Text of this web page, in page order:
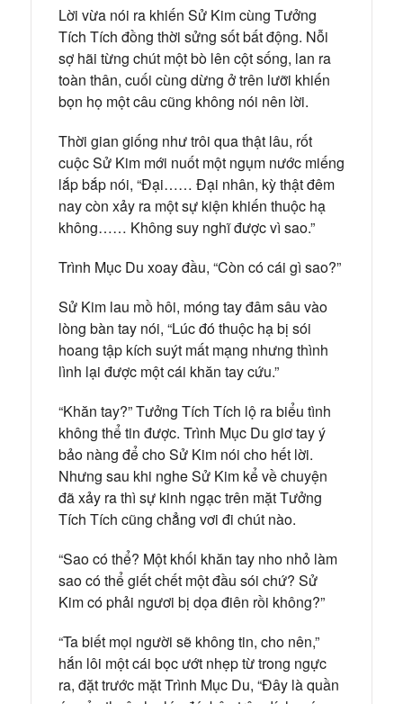
Lời vừa nói ra khiến Sử Kim cùng Tưởng
Tích Tích đồng thời sửng sốt bất động. Nỗi
sợ hãi từng chút một bò lên cột sống, lan ra
toàn thân, cuối cùng dừng ở trên lưỡi khiến
bọn họ một câu cũng không nói nên lời.
Thời gian giống như trôi qua thật lâu, rốt
cuộc Sử Kim mới nuốt một ngụm nước miếng
lắp bắp nói, “Đại…… Đại nhân, kỳ thật đêm
nay còn xảy ra một sự kiện khiến thuộc hạ
không…… Không suy nghĩ được vì sao.”
Trình Mục Du xoay đầu, “Còn có cái gì sao?”
Sử Kim lau mồ hôi, móng tay đâm sâu vào
lòng bàn tay nói, “Lúc đó thuộc hạ bị sói
hoang tập kích suýt mất mạng nhưng thình
lình lại được một cái khăn tay cứu.”
“Khăn tay?” Tưởng Tích Tích lộ ra biểu tình
không thể tin được. Trình Mục Du giơ tay ý
bảo nàng để cho Sử Kim nói cho hết lời.
Nhưng sau khi nghe Sử Kim kể về chuyện
đã xảy ra thì sự kinh ngạc trên mặt Tưởng
Tích Tích cũng chẳng vơi đi chút nào.
“Sao có thể? Một khối khăn tay nho nhỏ làm
sao có thể giết chết một đầu sói chứ? Sử
Kim có phải ngươi bị dọa điên rồi không?”
“Ta biết mọi người sẽ không tin, cho nên,”
hắn lôi một cái bọc ướt nhẹp từ trong ngực
ra, đặt trước mặt Trình Mục Du, “Đây là quần